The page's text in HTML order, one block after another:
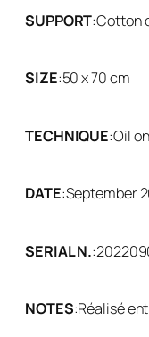
SUPPORT:Cotton
SIZE:50 x 70 cm
TECHNIQUE:Oil
DATE:September
SERIAL N.:
NOTES:Réalisé